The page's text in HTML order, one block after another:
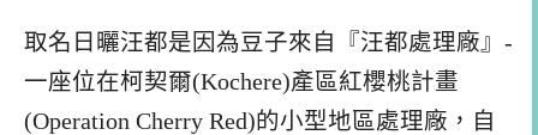
取名日曬汪都是因為豆子來自『汪都處理廠』-
一座位在柯契爾(Kochere)產區紅櫻桃計畫
(Operation Cherry Red)的小型地區處理廠，自